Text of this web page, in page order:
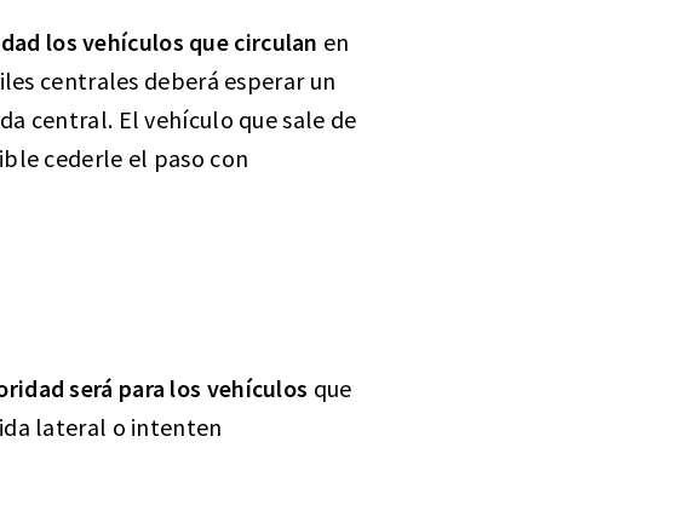
los vehículos que circulan en
centrales deberá esperar un
central. El vehículo que sale de
cederle el paso con
será para los vehículos que
lateral o intenten